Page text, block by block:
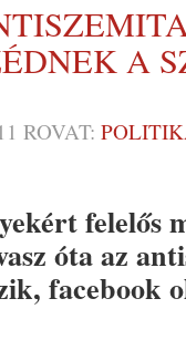
A
ROVAT:
felelős
óta az
facebook